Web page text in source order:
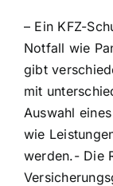
– Ein KFZ-
Notfall wie
gibt
mit
Auswahl
wie
werden.- Die